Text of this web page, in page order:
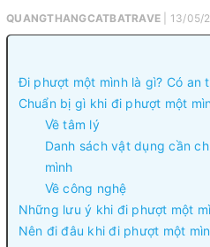
QUANGTHANGCATBATRAVE | 13/05/
Đi phượt một mình là gì? Có an
Chuẩn bị gì khi đi phượt một
Về tâm lý
Danh sách vật dụng cần
mình
Về công nghệ
Những lưu ý khi đi phượt một
Nên đi đâu khi đi phượt một